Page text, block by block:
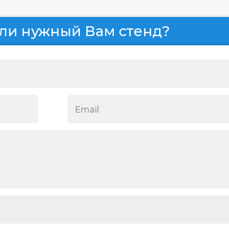
нужный Вам стенд?